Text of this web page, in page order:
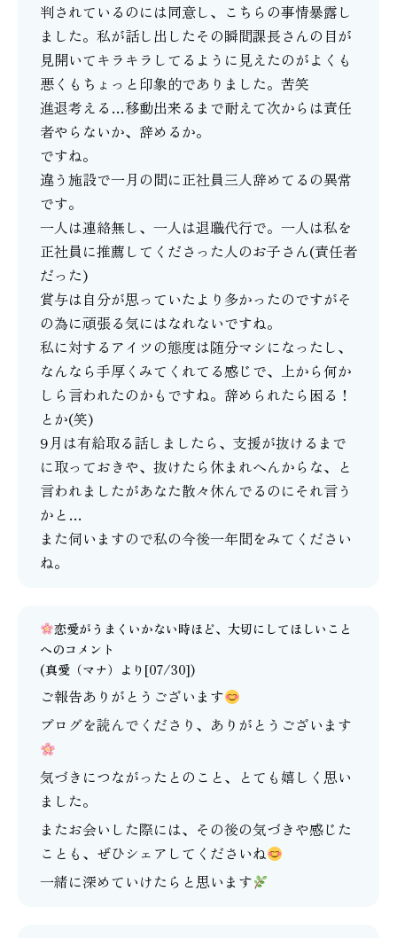
判されているのには同意し、こちらの事情暴露し
ました。私が話し出したその瞬間課長さんの目が
見開いてキラキラしてるように見えたのがよくも
悪くもちょっと印象的でありました。苦笑
進退考える…移動出来るまで耐えて次からは責任
者やらないか、辞めるか。
ですね。
違う施設で一月の間に正社員三人辞めてるの異常
です。
一人は連絡無し、一人は退職代行で。一人は私を
正社員に推薦してくださった人のお子さん(責任者
だった)
賞与は自分が思っていたより多かったのですがそ
の為に頑張る気にはなれないですね。
私に対するアイツの態度は随分マシになったし、
なんなら手厚くみてくれてる感じで、上から何か
しら言われたのかもですね。辞められたら困る！
とか(笑)
9月は有給取る話しましたら、支援が抜けるまで
に取っておきや、抜けたら休まれへんからな、と
言われましたがあなた散々休んでるのにそれ言う
かと…
また伺いますので私の今後一年間をみてください
ね。
恋愛がうまくいかない時ほど、大切にしてほしいこと
へのコメント
(真愛（マナ） より[07/30])
ご報告ありがとうございます
ブログを読んでくださり、ありがとうございます
気づきにつながったとのこと、とても嬉しく思い
ました。
またお会いした際には、その後の気づきや感じた
ことも、ぜひシェアしてくださいね
一緒に深めていけたらと思います